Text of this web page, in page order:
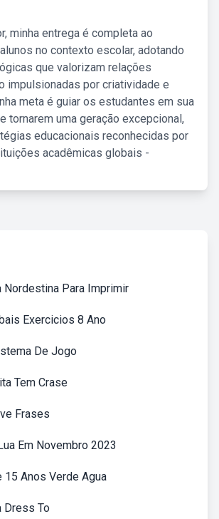
minha entrega é completa ao
no contexto escolar, adotando
que valorizam relações
impulsionadas por criatividade e
meta é guiar os estudantes em sua
tornarem uma geração excepcional,
educacionais reconhecidas por
acadêmicas globais -
Nordestina Para Imprimir
Exercicios 8 Ano
De Jogo
Tem Crase
Frases
Em Novembro 2023
15 Anos Verde Agua
Dress To